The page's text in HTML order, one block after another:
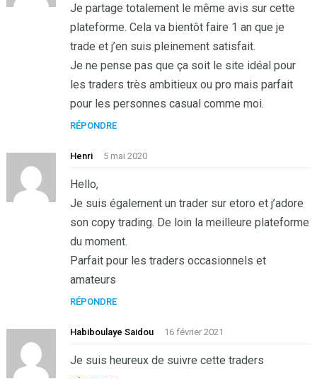
Je partage totalement le même avis sur cette
plateforme. Cela va bientôt faire 1 an que je
trade et j’en suis pleinement satisfait.
Je ne pense pas que ça soit le site idéal pour
les traders très ambitieux ou pro mais parfait
pour les personnes casual comme moi.
RÉPONDRE
Henri 5 mai 2020
Hello,
Je suis également un trader sur etoro et j’adore
son copy trading. De loin la meilleure plateforme
du moment.
Parfait pour les traders occasionnels et
amateurs
RÉPONDRE
Habiboulaye Saidou 16 février 2021
Je suis heureux de suivre cette traders